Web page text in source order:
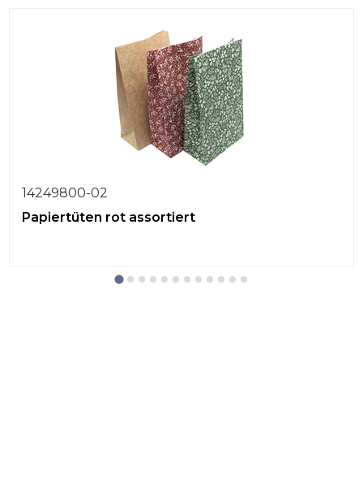
14249800-02
Papiertüten rot assortiert